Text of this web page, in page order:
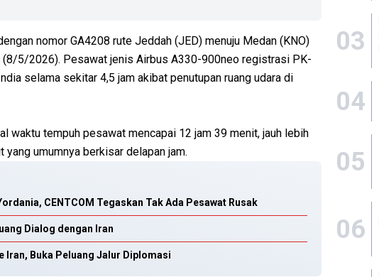
nomor GA4208 rute Jeddah (JED) menuju Medan (KNO)
(8/5/2026). Pesawat jenis Airbus A330-900neo registrasi PK-
selama sekitar 4,5 jam akibat penutupan ruang udara di
waktu tempuh pesawat mencapai 12 jam 39 menit, jauh lebih
umumnya berkisar delapan jam.
CENTCOM Tegaskan Tak Ada Pesawat Rusak
Dialog dengan Iran
Iran, Buka Peluang Jalur Diplomasi
03
04
05
06